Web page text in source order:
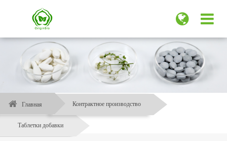
Главная Контрактное производство
Таблетки добавки